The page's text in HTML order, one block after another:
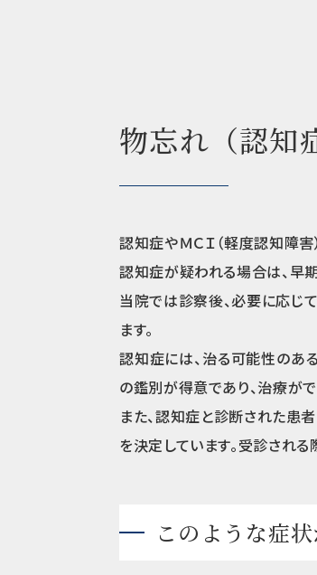
物忘れ（認知
認知症やＭＣＩ（軽度認知障害
認知症が疑われる場合は、早
当院では診察後、必要に応じ
ます。
認知症には、治る可能性のあ
の鑑別が得意であり、治療がで
また、認知症と診断された患
を決定しています。受診され
このような症